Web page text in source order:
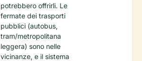
potrebbero offrirli. Le
fermate dei trasporti
pubblici (autobus,
tram/metropolitana
leggera) sono nelle
vicinanze, e il sistema